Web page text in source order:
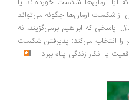
آرمان‌ها چگونه می‌تواند
ابراهیم برمی‌گزیند، نه
می‌کند: پذیرفتن شکست
زندگی پناه ببرد...